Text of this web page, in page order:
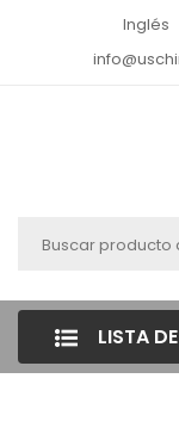
Inglés
LISTA